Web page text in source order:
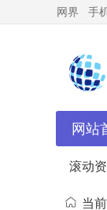
网界 手
网站
滚动
04-06
当